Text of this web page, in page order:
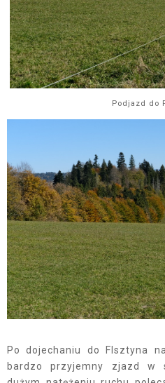
Podjazd do
Po dojechaniu do Flsztyna
bardzo przyjemny zjazd w